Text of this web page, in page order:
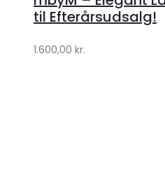
Lykke
Lykke
til Efterårsudsalg!
1.600,00 kr.